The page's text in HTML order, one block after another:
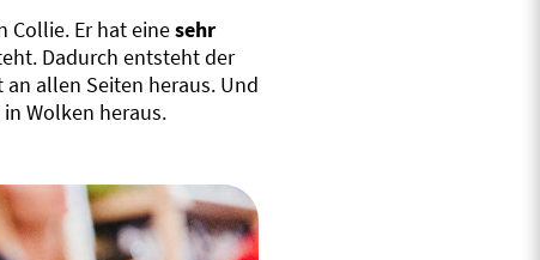
Collie. Er hat einesehr
Dadurch entsteht der
allen Seiten heraus. Und
Wolken heraus.